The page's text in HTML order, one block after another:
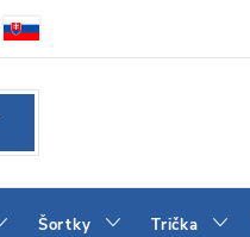
Kontakt
Šortky Trička